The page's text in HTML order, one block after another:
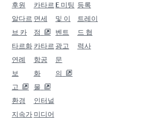
후원
알다르
브 카
타르화
연례
보
고
환경
지속가
카타르
면세
점
카타르
항공
화
물
인터널
미디어
E 미팅
및 이
벤트
광고
문
의
등록
트레이
드 협
력사